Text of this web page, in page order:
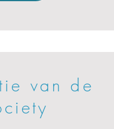
van de